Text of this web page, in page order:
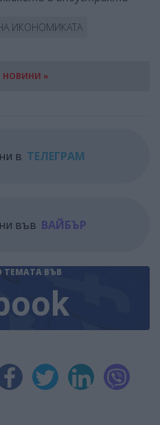
ИКОНОМИКАТА
НОВИНИ »
в ТЕЛЕГРАМ
във ВАЙБЪР
ТЕМАТА ВЪВ